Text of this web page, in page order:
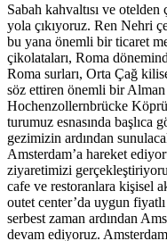
Sabah kahvaltısı ve
yola çıkıyoruz. Ren Nehri
bu yana önemli bir ticaret
çikolataları, Roma
Roma surları, Orta Çağ
söz ettiren önemli bir
Hochenzollernbrücke
turumuz esnasında başlıca
gezimizin ardından
Amsterdam’a hareket
ziyaretimizi
cafe ve restoranlara kişisel
outet center’da uygun
serbest zaman ardından
devam ediyoruz.